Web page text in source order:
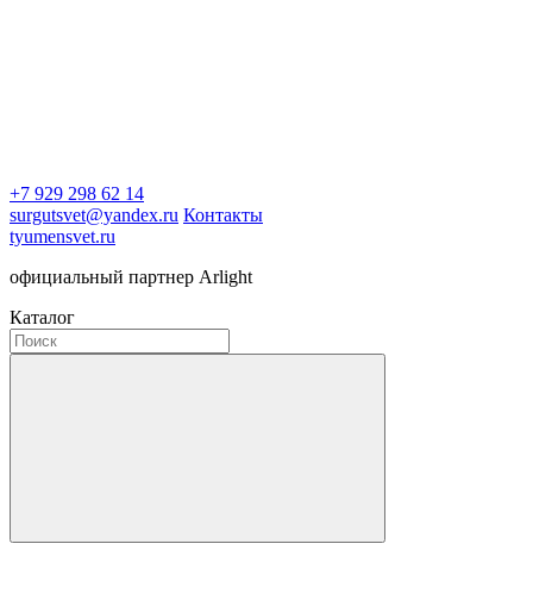
+7 929 298 62 14
surgutsvet@yandex.ru Контакты
tyumensvet.ru
официальный партнер Arlight
Каталог